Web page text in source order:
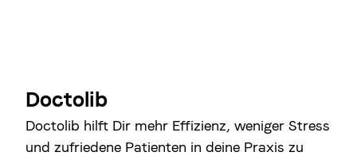
Doctolib
Doctolib hilft Dir mehr Effizienz, weniger Stress
und zufriedene Patienten in deine Praxis zu